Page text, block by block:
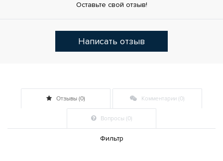
Оставьте свой отзыв!
Написать отзыв
Отзывы (0) Комментарии (0)
Вопросы (0)
Фильтр